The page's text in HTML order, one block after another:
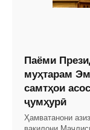
Паёми
муҳтарам
самтҳои
ҷумҳурӣ
Ҳамватанони